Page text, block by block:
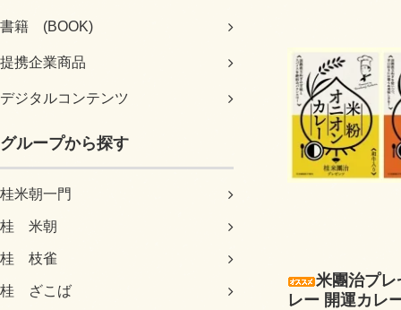
書籍 (BOOK)
提携企業商品
デジタルコンテンツ
グループから探す
桂米朝一門
桂 米朝
桂 枝雀
桂 ざこば
米團治プ
レー 開運カレ